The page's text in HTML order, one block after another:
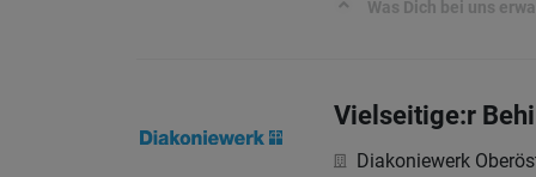
Was Dich bei uns
Vielseitige:r
Diakoniewerk